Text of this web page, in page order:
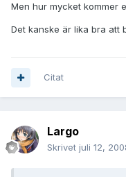
Men hur mycket kommer
Det kanske är lika bra att
Citat
Largo
Skrivet juli 12,